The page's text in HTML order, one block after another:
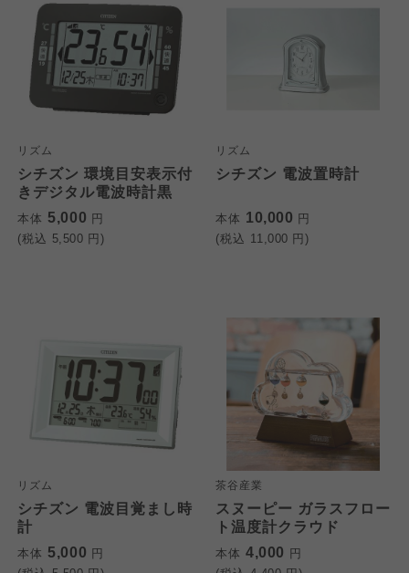
リズム
シチズン 環境目安表示付
きデジタル電波時計黒
本体 5,000 円
(税込 5,500 円)
リズム
シチズン 電波置時計
本体 10,000 円
(税込 11,000 円)
リズム
シチズン 電波目覚まし時
計
本体 5,000 円
茶谷産業
スヌーピー ガラスフロー
ト温度計クラウド
本体 4,000 円